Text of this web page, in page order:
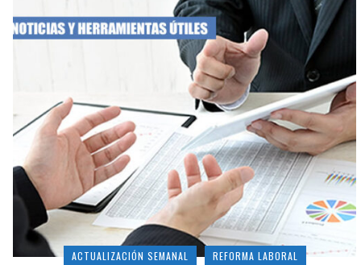
ACTUALIZACIÓN SEMANAL REFORMA LABORAL